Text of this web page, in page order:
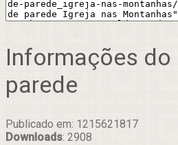
Informações do
parede
Publicado em: 1215621817
Downloads: 2908